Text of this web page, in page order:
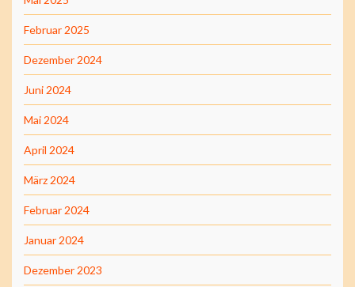
Februar 2025
Dezember 2024
Juni 2024
Mai 2024
April 2024
März 2024
Februar 2024
Januar 2024
Dezember 2023